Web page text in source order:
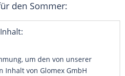
den Sommer:
um den von unserer
Inhalt von Glomex GmbH